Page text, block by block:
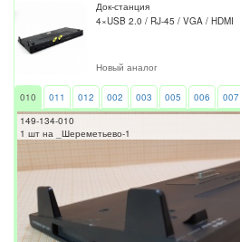
Док-станция
4×USB 2.0 / RJ-45 / VGA / HDMI
Новый аналог
010 011 012 002 003 005 006 007
149-134-010
1 шт на _Шереметьево-1